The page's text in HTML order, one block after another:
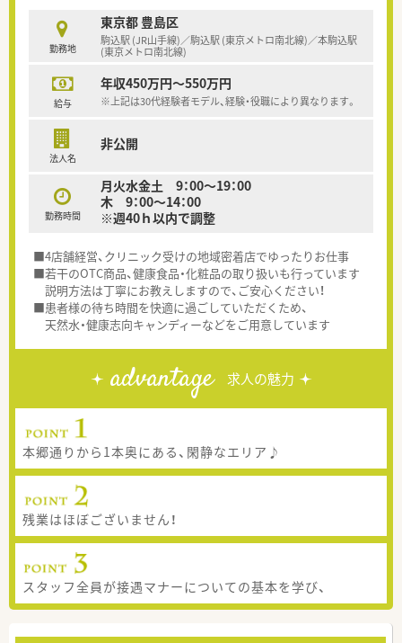
勤務地
東京都 豊島区
駒込駅 (JR山手線)／駒込駅 (東京メトロ南北線)／本駒込駅
(東京メトロ南北線)
給与
年収450万円～550万円
※上記は30代経験者モデル、経験・役職により異なります。
法人名
非公開
勤務時間
月火水金土 9：00～19：00
木 9：00～14：00
※週40ｈ以内で調整
■4店舗経営、クリニック受けの地域密着店でゆったりお仕事
■若干のOTC商品、健康食品・化粧品の取り扱いも行っています
説明方法は丁寧にお教えしますので、ご安心ください！
■患者様の待ち時間を快適に過ごしていただくため、
天然水・健康志向キャンディーなどをご用意しています
advantage 求人の魅力
本郷通りから1本奥にある、閑静なエリア♪
残業はほぼございません！
スタッフ全員が接遇マナーについての基本を学び、